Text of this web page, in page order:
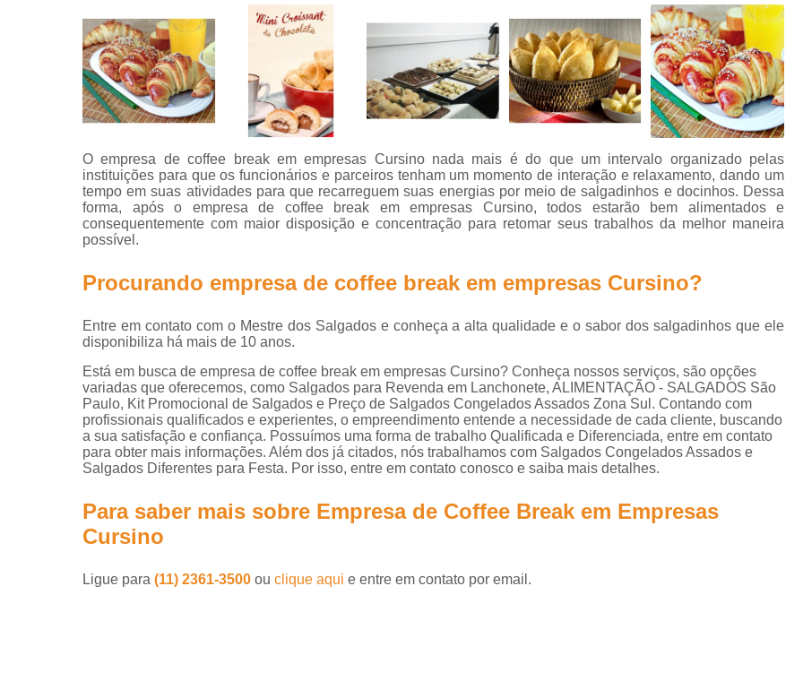
Salgados
para festa
infantil
Salgados
para
revenda
Kit Lanchinho para Festa
Kit Promocional Aniversário Salgados
Kit Promocional de Salgados para
Kit Promocional Festa Salgados
Kit Promocional Salgados Festa Infantil
Kit Promocional Salgados para Festa
Lanche de
Lanche de Metro Vegetariano
Lanche
Salgados Congelados Assados por
Salgados Congelados Festa
Salgados Congelados Fritos por
Salgados Congelados para Festa
Salgados Aniversário
Salgados
O empresa de coffee break em empresas Cursino nada mais é do que um intervalo organizado pelas
instituições para que os funcionários e parceiros tenham um momento de interação e relaxamento, dando um
tempo em suas atividades para que recarreguem suas energias por meio de salgadinhos e docinhos. Dessa
forma, após o empresa de coffee break em empresas Cursino, todos estarão bem alimentados e
consequentemente com maior disposição e concentração para retomar seus trabalhos da melhor maneira
possível.
Procurando empresa de coffee break em empresas Cursino?
Entre em contato com o Mestre dos Salgados e conheça a alta qualidade e o sabor dos salgadinhos que ele
disponibiliza há mais de 10 anos.
Está em busca de empresa de coffee break em empresas Cursino? Conheça nossos serviços, são opções
variadas que oferecemos, como Salgados para Revenda em Lanchonete, ALIMENTAÇÃO - SALGADOS São
Paulo, Kit Promocional de Salgados e Preço de Salgados Congelados Assados Zona Sul. Contando com
profissionais qualificados e experientes, o empreendimento entende a necessidade de cada cliente, buscando
a sua satisfação e confiança. Possuímos uma forma de trabalho Qualificada e Diferenciada, entre em contato
para obter mais informações. Além dos já citados, nós trabalhamos com Salgados Congelados Assados e
Salgados Diferentes para Festa. Por isso, entre em contato conosco e saiba mais detalhes.
Para saber mais sobre Empresa de Coffee Break em Empresas
Cursino
Ligue para (11) 2361-3500 ou clique aqui e entre em contato por email.